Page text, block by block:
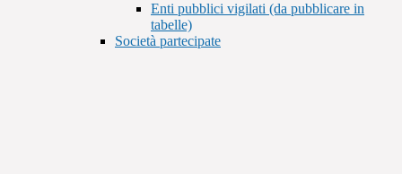
Enti pubblici vigilati (da pubblicare in
tabelle)
Società partecipate